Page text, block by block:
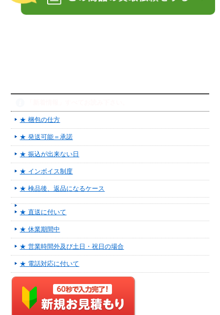
★ 梱包の仕方
★ 発送可能＝承諾
★ 振込が出来ない日
★ インボイス制度
★ 検品後、返品になるケース
★ 直送に付いて
★ 休業期間中
★ 営業時間外及び土日・祝日の場合
★ 電話対応に付いて